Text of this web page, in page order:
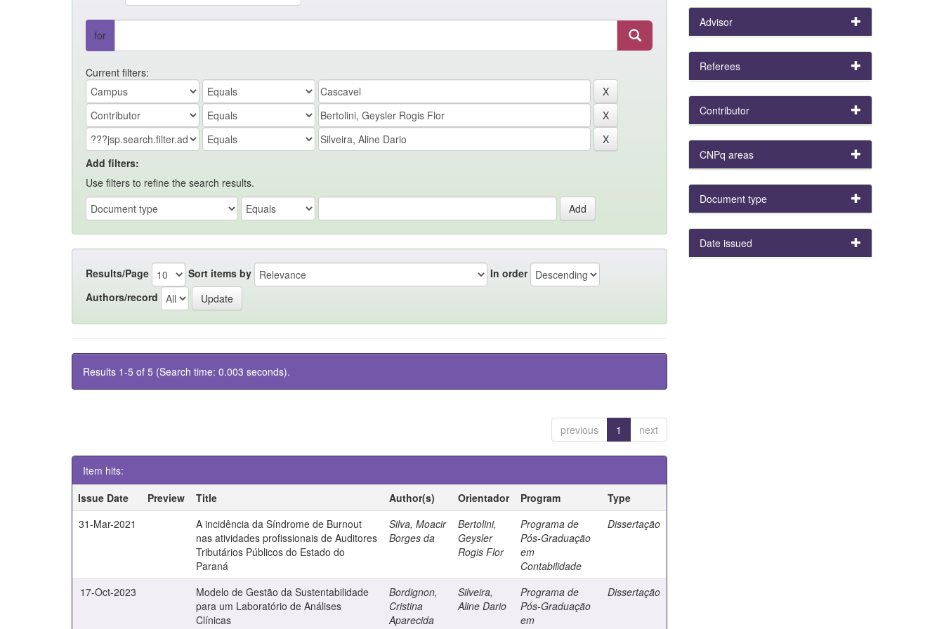
for
Current filters:
Add filters:
Use filters to refine the search results.
Results/Page Sort items by
In order
Authors/record
Results 1-5 of 5 (Search time: 0.003 seconds).
previous 1 next
Item hits:
Issue Date
Preview Title Author(s) Orientador Program
Type
31-Mar-2021
A incidência da Síndrome de Burnout
nas atividades profissionais de Auditores
Tributários Públicos do Estado do
Paraná
Silva, Moacir
Borges da
Bertolini,
Geysler
Rogis Flor
Programa de
Pós-Graduação
em
Contabilidade
Dissertação
17-Oct-2023
Modelo de Gestão da Sustentabilidade
para um Laboratório de Análises
Clínicas
Bordignon,
Cristina
Aparecida
Silveira,
Aline Dario
Programa de
Pós-Graduação
em
Dissertação
Advisor
Referees
Contributor
CNPq areas
Document type
Date issued